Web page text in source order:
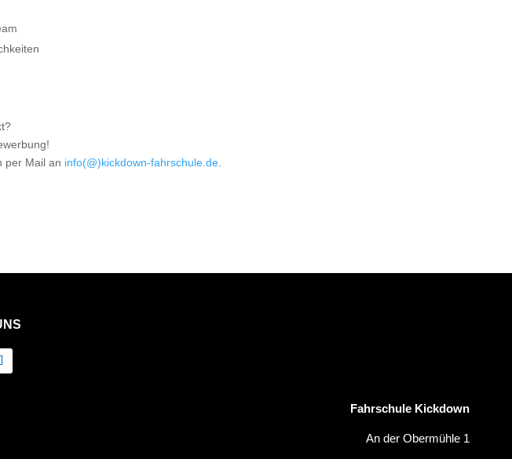
per Mail an info(@)kickdown-fahrschule.de
Fahrschule Kickdown
An der Obermühle 1